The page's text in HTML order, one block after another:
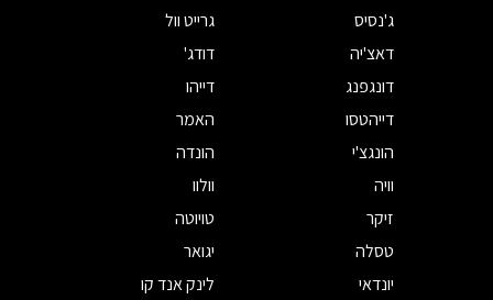
ג'נסיס
גרייט וול
דאצ'יה
דודג'
דונגפנג
דייהו
דייהטסו
האמר
הונגצ'י
הונדה
וויה
וולוו
זיקר
טויוטה
טסלה
יגואר
יונדאי
לינק אנד קו